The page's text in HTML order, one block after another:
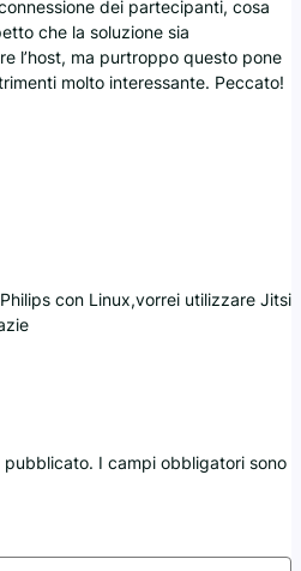
dei partecipanti, cosa
che la soluzione sia
l’host, ma purtroppo questo pone
molto interessante. Peccato!
con Linux,vorrei utilizzare Jitsi
pubblicato. I campi obbligatori sono